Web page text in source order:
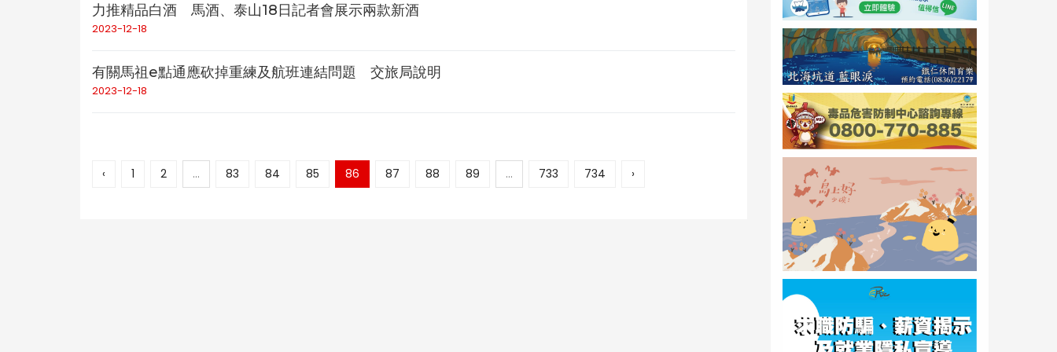
力推精品白酒 馬酒、泰山18日記者會展示兩款新酒
2023-12-18
有關馬祖e點通應砍掉重練及航班連結問題 交旅局說明
2023-12-18
‹ 1 2 ... 83 84 85 86 87 88 89 ... 733 734 ›